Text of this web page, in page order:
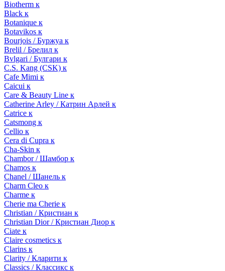
Biotherm к
Black к
Botanique к
Botavikos к
Bourjois / Буржуа к
Brelil / Брелил к
Bvlgari / Булгари к
C.S. Kang (CSK) к
Cafe Mimi к
Caicui к
Care & Beauty Line к
Catherine Arley / Катрин Арлей к
Catrice к
Catsmong к
Cellio к
Cera di Cupra к
Cha-Skin к
Chambor / Шамбор к
Chamos к
Chanel / Шанель к
Charm Cleo к
Charme к
Cherie ma Cherie к
Christian / Кристиан к
Christian Dior / Кристиан Диор к
Ciate к
Claire cosmetics к
Clarins к
Clarity / Кларити к
Classics / Классикс к